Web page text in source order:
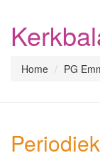
Home PG